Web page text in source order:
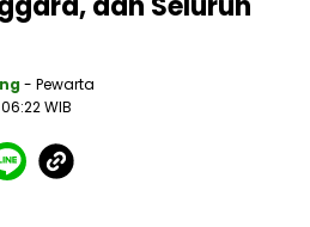
- Pewarta
WIB